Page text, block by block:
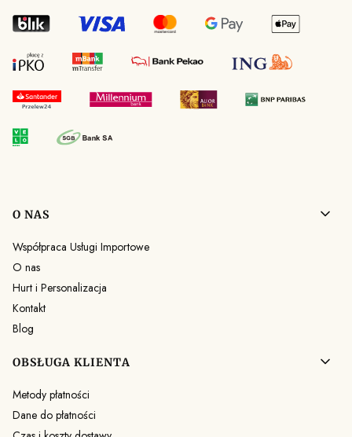
Linki w stopce
O NAS
Współpraca Usługi Importowe
O nas
Hurt i Personalizacja
Kontakt
Blog
OBSŁUGA KLIENTA
Metody płatności
Dane do płatności